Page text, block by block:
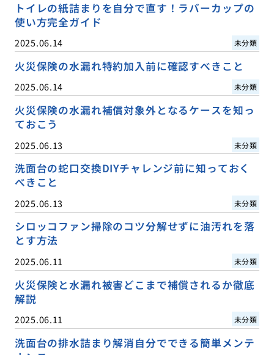
トイレの紙詰まりを自分で直す！ラバーカップの
使い方完全ガイド
2025.06.14 未分類
火災保険の水漏れ特約加入前に確認すべきこと
2025.06.14 未分類
火災保険の水漏れ補償対象外となるケースを知っ
ておこう
2025.06.13 未分類
洗面台の蛇口交換DIYチャレンジ前に知っておく
べきこと
2025.06.13 未分類
シロッコファン掃除のコツ分解せずに油汚れを落
とす方法
2025.06.11 未分類
火災保険と水漏れ被害どこまで補償されるか徹底
解説
2025.06.11 未分類
洗面台の排水詰まり解消自分でできる簡単メンテ